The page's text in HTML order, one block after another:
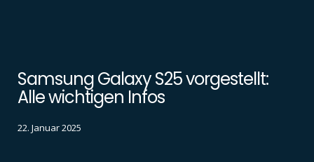
Samsung Galaxy S25 vorgestellt:
Alle wichtigen Infos
22. Januar 2025